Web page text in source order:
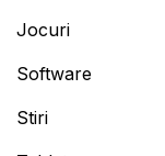
Jocuri
Software
Stiri